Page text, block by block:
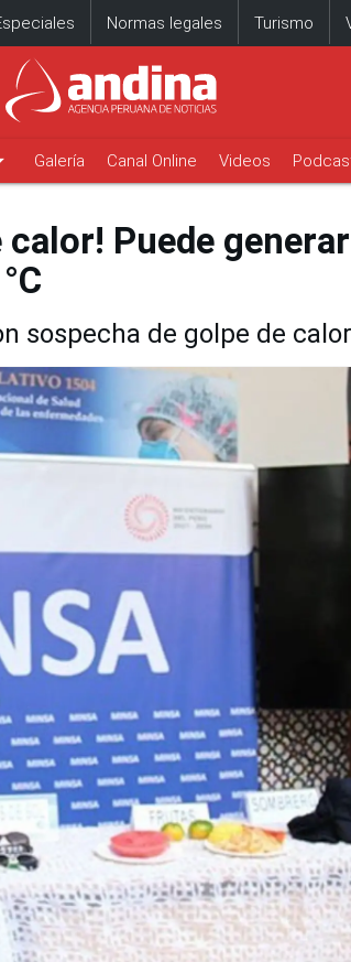
Normas legales Turismo
Galería Canal Online Videos
Puede generar
sospecha de golpe de calor